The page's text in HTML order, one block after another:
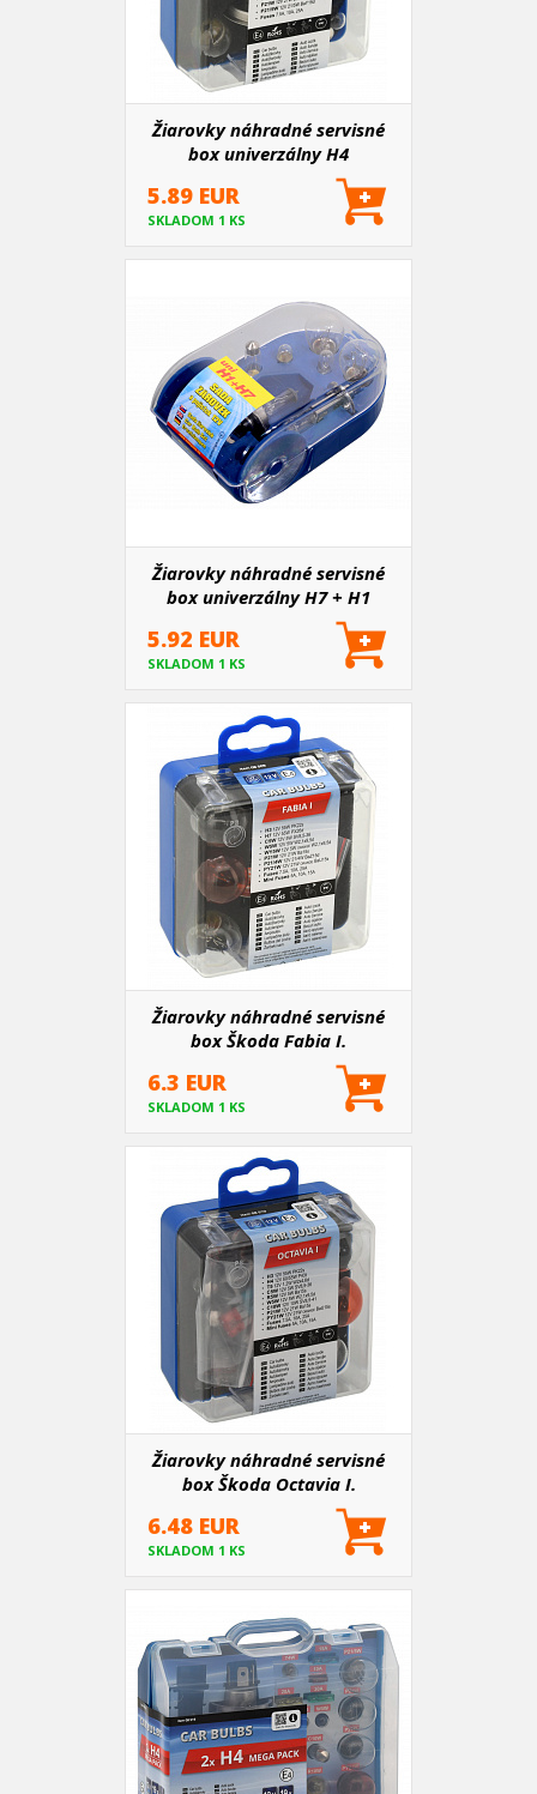
Žiarovky náhradné servisné
box univerzálny H4
5.89 EUR
SKLADOM 1 KS
Žiarovky náhradné servisné
box univerzálny H7 + H1
5.92 EUR
SKLADOM 1 KS
Žiarovky náhradné servisné
box Škoda Fabia I.
6.3 EUR
SKLADOM 1 KS
Žiarovky náhradné servisné
box Škoda Octavia I.
6.48 EUR
SKLADOM 1 KS